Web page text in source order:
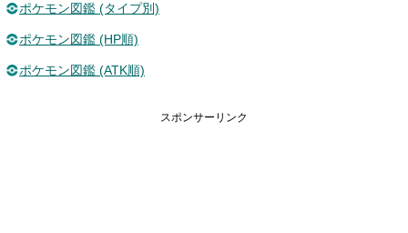
ポケモン図鑑 (タイプ別)
ポケモン図鑑 (HP順)
ポケモン図鑑 (ATK順)
スポンサーリンク